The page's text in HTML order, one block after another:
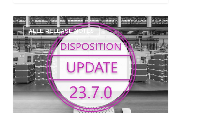
Update:
Version
23.7.0
ALLE RELEASE NOTES